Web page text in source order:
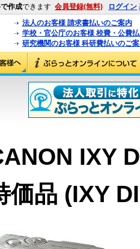
作成できます 会員登録(無料) ログイン
法人のお客様 請求書払いのご案内
学校・官公庁のお客様 校費・公費
研究機関のお客様 科研費払いのご
IXY
価品 (IXY